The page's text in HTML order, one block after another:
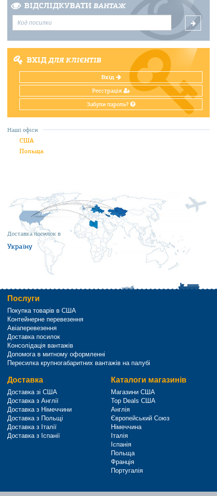
ВІДСЛІДКУВАТИ ВАНТАЖ
ВХІДДЛЯ КЛІЄНТІВ
Вхід
Реєстрація
Забули пароль?
Доставка посилок в
Україну
Наші офіси
США
Польща
Послуги
Покупка товарів в США
Контейнерне перевезення
Авіаперевезення
Доставка посилок
Консолідація вантажів
Допомога в митному оформленні
Пересилка крупногабаритних вантажів на палубі
Доставка
Доставка зі США
Доставка з Англії
Доставка з Німеччини
Доставка з Польщі
Доставка з Італії
Доставка з Іспанії
Каталоги магазинів
Магазини США
Top Deals США
Англія
Європейський Союз
Німеччина
Італія
Іспанія
Польща
Франція
Португалія